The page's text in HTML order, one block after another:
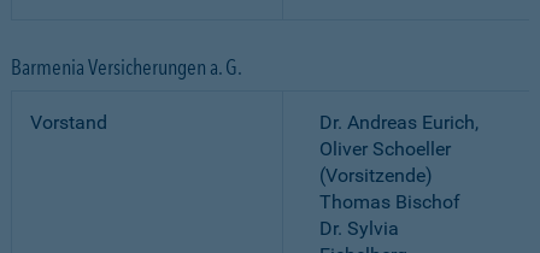
Barmenia Versicherungen a. G.
Vorstand
Dr. Andreas Eurich,
Oliver Schoeller
(Vorsitzende)
Thomas Bischof
Dr. Sylvia